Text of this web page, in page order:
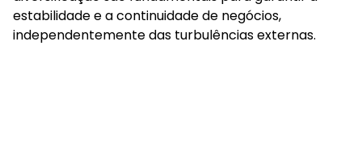
estabilidade e a continuidade de negócios,
independentemente das turbulências externas.